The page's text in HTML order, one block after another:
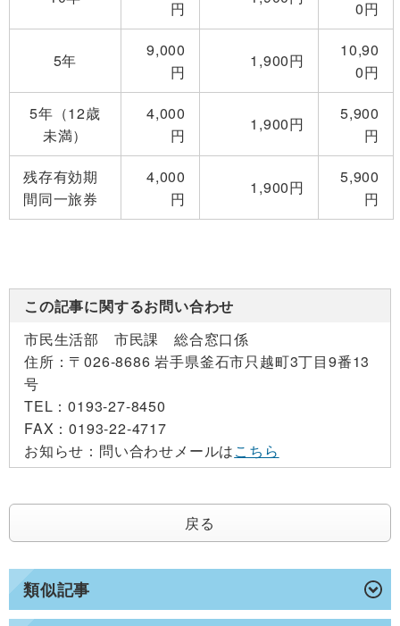
類似記事
円
0円
5年
9,000
円
1,900円
10,90
0円
5年（12歳
未満）
4,000
円
1,900円
5,900
円
残存有効期
間同一旅券
4,000
円
1,900円
5,900
円
この記事に関するお問い合わせ
市民生活部 市民課 総合窓口係
住所： 〒026-8686 岩手県釜石市只越町3丁目9番13
号
TEL：0193-27-8450
FAX：0193-22-4717
お知らせ： 問い合わせメールはこちら
戻る